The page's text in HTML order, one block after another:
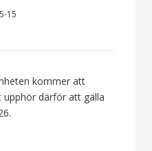
15
kommer att
upphör därför att gälla